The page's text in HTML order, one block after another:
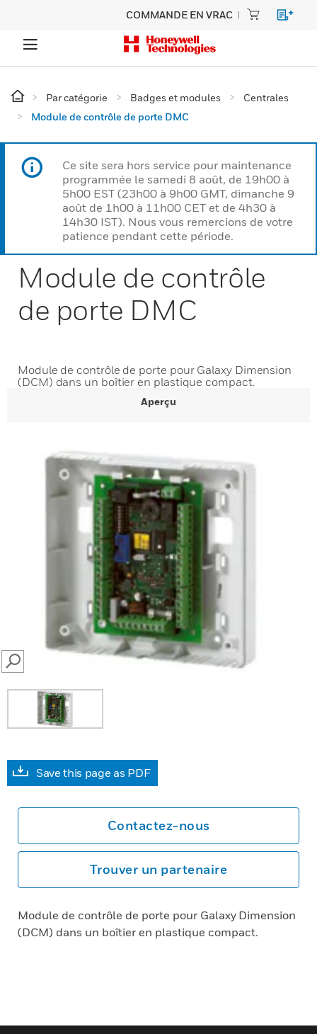
COMMANDE EN VRAC
Par catégorie Badges et modules
Centrales
Module de contrôle de porte DMC
Ce site sera hors service pour maintenance
programmée le samedi 8 août, de 19h00 à
5h00 EST (23h00 à 9h00 GMT, dimanche 9
août de 1h00 à 11h00 CET et de 4h30 à
14h30 IST). Nous vous remercions de votre
patience pendant cette période.
Module de contrôle
de porte DMC
Module de contrôle de porte pour Galaxy Dimension
(DCM) dans un boîtier en plastique compact.
Aperçu
SEARCH
Save this page as PDF
Contactez-nous
Trouver un partenaire
Module de contrôle de porte pour Galaxy Dimension
(DCM) dans un boîtier en plastique compact.